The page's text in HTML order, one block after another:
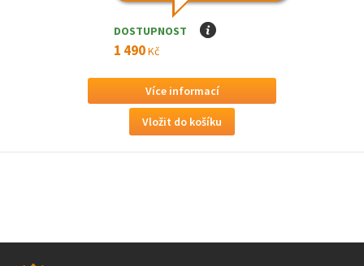
DOSTUPNOST I
1 490Kč
Více informací